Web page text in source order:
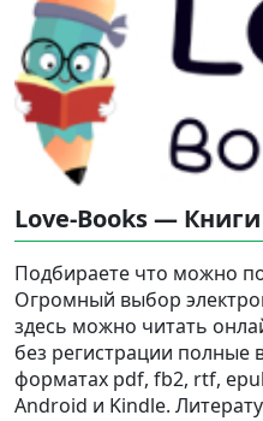
Love-Books —
Подбираете что можно
Огромный выбор
здесь можно читать
без регистрации полные
форматах pdf, fb2, rtf,
Android и Kindle.